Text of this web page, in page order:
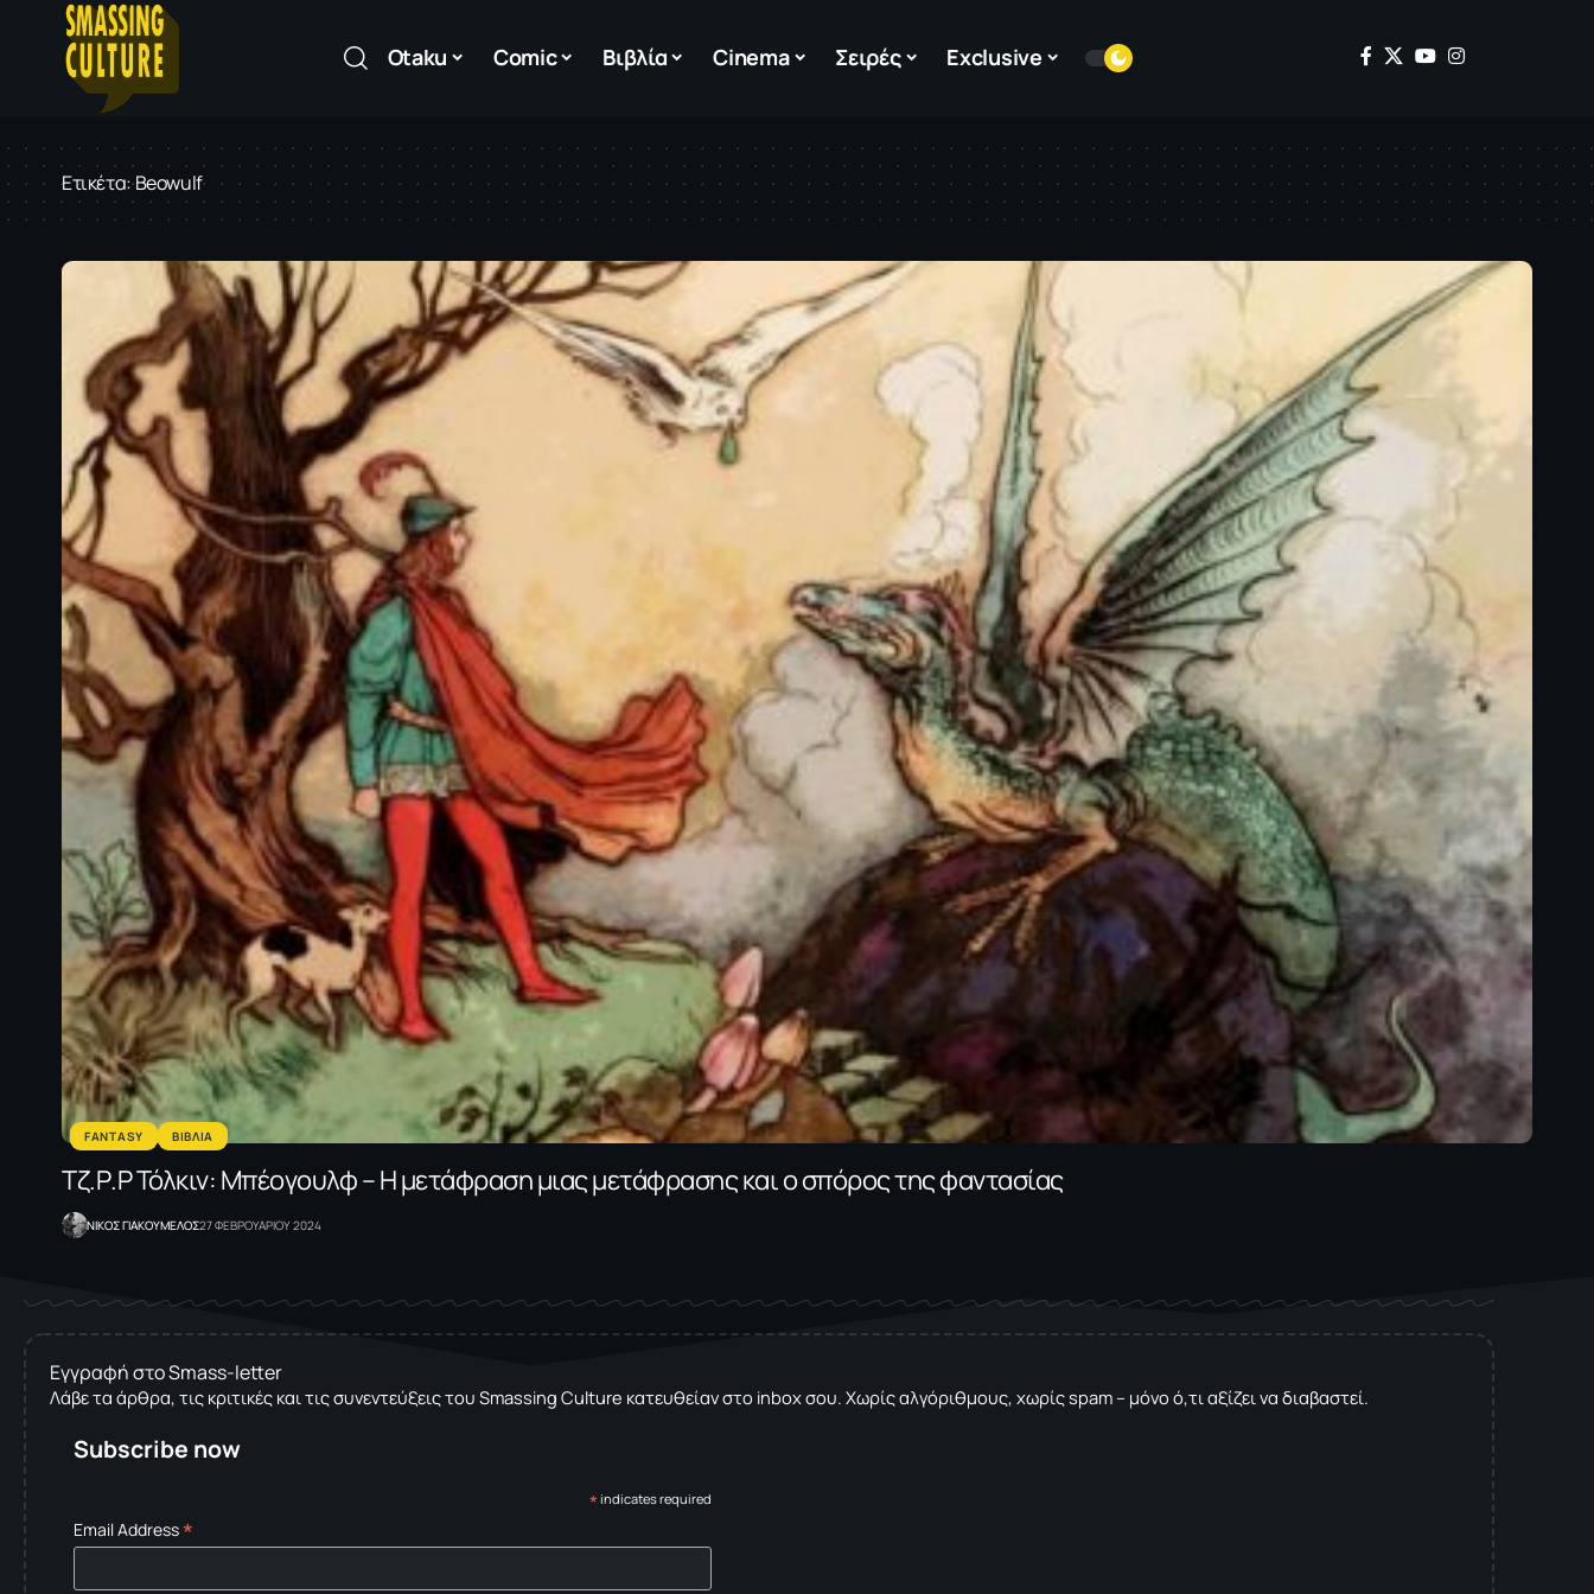
Otaku Comic Βιβλία Cinema Σειρές Exclusive
Ετικέτα:Beowulf
FANTASY ΒΙΒΛΙΑ
Tζ.Ρ.Ρ Τόλκιν: Μπέογουλφ – Η μετάφραση μιας μετάφρασης και ο σπόρος της φαντασίας
NΙΚΟΣ ΓΙΑΚΟΥΜΕΛΟΣ27 ΦΕΒΡΟΥΑΡΙΟΥ 2024
Εγγραφή στο Smass-letter
Λάβε τα άρθρα, τις κριτικές και τις συνεντεύξεις του Smassing Culture κατευθείαν στο inbox σου. Χωρίς αλγόριθμους, χωρίς spam – μόνο ό,τι αξίζει να διαβαστεί.
Subscribe now
* indicates required
Email Address*